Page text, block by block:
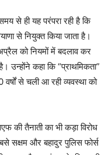
से ही यह परंपरा रही है कि
से नियुक्त किया जाता है।
को नियमों में बदलाव कर
कहा कि “प्राथमिकता”
से चली आ रही व्यवस्था को
की तैनाती का भी कड़ा विरोध
सक्षम और बहादुर पुलिस फोर्स